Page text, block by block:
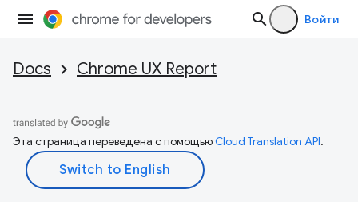
Войти
Docs Chrome UX Report
Эта страница переведена с помощьюCloud Translation API.